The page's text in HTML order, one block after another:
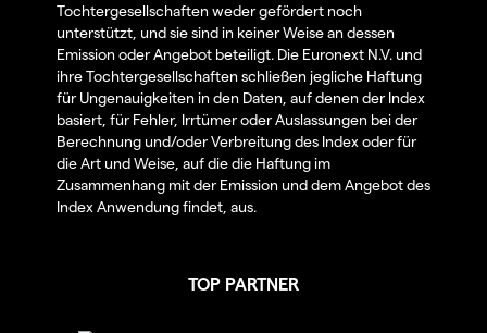
Tochtergesellschaften weder gefördert noch
unterstützt, und sie sind in keiner Weise an dessen
Emission oder Angebot beteiligt. Die Euronext N.V. und
ihre Tochtergesellschaften schließen jegliche Haftung
für Ungenauigkeiten in den Daten, auf denen der Index
basiert, für Fehler, Irrtümer oder Auslassungen bei der
Berechnung und/oder Verbreitung des Index oder für
die Art und Weise, auf die die Haftung im
Zusammenhang mit der Emission und dem Angebot des
Index Anwendung findet, aus.
TOP PARTNER